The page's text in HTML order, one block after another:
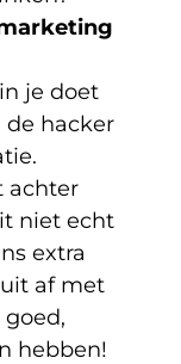
je doet
de hacker
achter
niet echt
extra
af met
hebben!